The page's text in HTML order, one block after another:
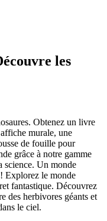
les
Obtenez un livre
murale, une
de fouille pour
grâce à notre gamme
science. Un monde
Explorez le monde
fantastique. Découvrez
des herbivores géants et
le ciel.